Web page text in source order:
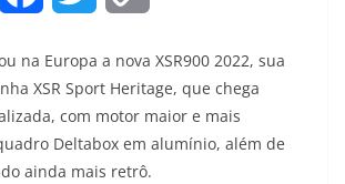
c
e
b
i
t
t
p
y
na Europa a nova XSR900 2022, sua
XSR Sport Heritage, que chega
com motor maior e mais
Deltabox em alumínio, além de
ainda mais retrô.